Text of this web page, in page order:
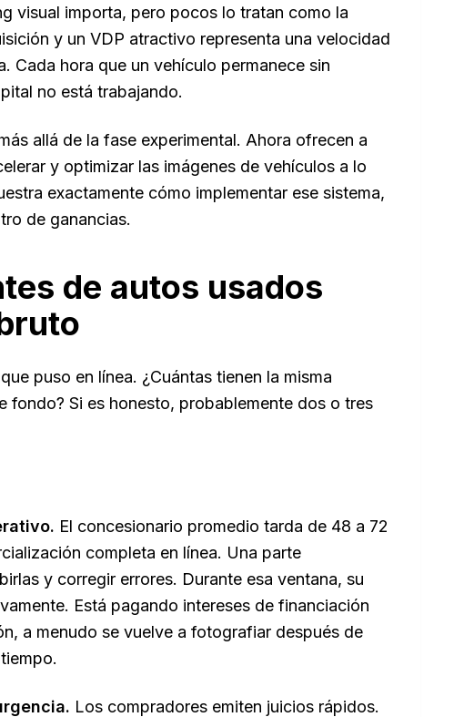
visual importa, pero pocos lo tratan como la
y un VDP atractivo representa una velocidad
Cada hora que un vehículo permanece sin
no está trabajando.
allá de la fase experimental. Ahora ofrecen a
y optimizar las imágenes de vehículos a lo
exactamente cómo implementar ese sistema,
de ganancias.
de autos usados
puso en línea. ¿Cuántas tienen la misma
fondo? Si es honesto, probablemente dos o tres
El concesionario promedio tarda de 48 a 72
completa en línea. Una parte
y corregir errores. Durante esa ventana, su
Está pagando intereses de financiación
a menudo se vuelve a fotografiar después de
Los compradores emiten juicios rápidos.